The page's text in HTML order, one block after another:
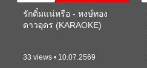
รักติ๋มแน่หรือ - หงษ์ทอง
ดาวอุดร (KARAOKE)
33 views • 10.07.2569